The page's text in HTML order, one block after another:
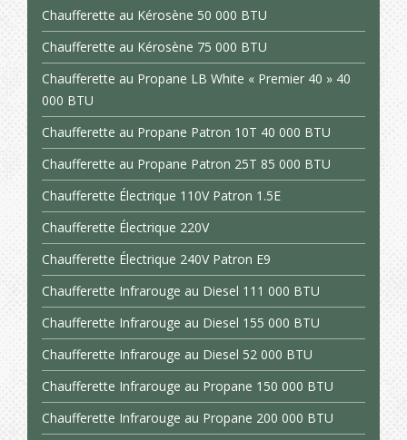
Chaufferette au Kérosène 50 000 BTU
Chaufferette au Kérosène 75 000 BTU
Chaufferette au Propane LB White « Premier 40 » 40
000 BTU
Chaufferette au Propane Patron 10T 40 000 BTU
Chaufferette au Propane Patron 25T 85 000 BTU
Chaufferette Électrique 110V Patron 1.5E
Chaufferette Électrique 220V
Chaufferette Électrique 240V Patron E9
Chaufferette Infrarouge au Diesel 111 000 BTU
Chaufferette Infrarouge au Diesel 155 000 BTU
Chaufferette Infrarouge au Diesel 52 000 BTU
Chaufferette Infrarouge au Propane 150 000 BTU
Chaufferette Infrarouge au Propane 200 000 BTU